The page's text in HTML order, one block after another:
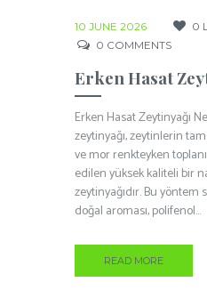
10 JUNE 2026 0
0 COMMENTS
Erken Hasat
Erken Hasat Zeytinyağı
zeytinyağı, zeytinlerin
ve mor renkteyken
edilen yüksek kaliteli bir
zeytinyağıdır. Bu
doğal aroması, polifenol...
READ MORE